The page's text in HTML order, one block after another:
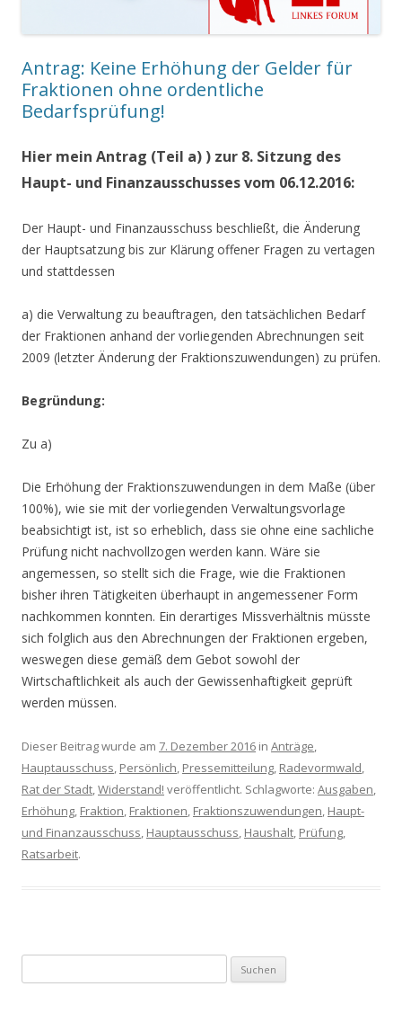
Antrag: Keine Erhöhung der Gelder für
Fraktionen ohne ordentliche
Bedarfsprüfung!
Hier mein Antrag (Teil a) ) zur 8. Sitzung des
Haupt- und Finanzausschusses vom 06.12.2016:
Der Haupt- und Finanzausschuss beschließt, die Änderung
der Hauptsatzung bis zur Klärung offener Fragen zu vertagen
und stattdessen
a) die Verwaltung zu beauftragen, den tatsächlichen Bedarf
der Fraktionen anhand der vorliegenden Abrechnungen seit
2009 (letzter Änderung der Fraktionszuwendungen) zu prüfen.
Begründung:
Zu a)
Die Erhöhung der Fraktionszuwendungen in dem Maße (über
100%), wie sie mit der vorliegenden Verwaltungsvorlage
beabsichtigt ist, ist so erheblich, dass sie ohne eine sachliche
Prüfung nicht nachvollzogen werden kann. Wäre sie
angemessen, so stellt sich die Frage, wie die Fraktionen
bisher ihren Tätigkeiten überhaupt in angemessener Form
nachkommen konnten. Ein derartiges Missverhältnis müsste
sich folglich aus den Abrechnungen der Fraktionen ergeben,
weswegen diese gemäß dem Gebot sowohl der
Wirtschaftlichkeit als auch der Gewissenhaftigkeit geprüft
werden müssen.
Dieser Beitrag wurde am 7. Dezember 2016 in Anträge,
Hauptausschuss, Persönlich, Pressemitteilung, Radevormwald,
Rat der Stadt,Widerstand! veröffentlicht. Schlagworte: Ausgaben,
Erhöhung, Fraktion, Fraktionen, Fraktionszuwendungen, Haupt-
und Finanzausschuss, Hauptausschuss, Haushalt, Prüfung,
Ratsarbeit.
u